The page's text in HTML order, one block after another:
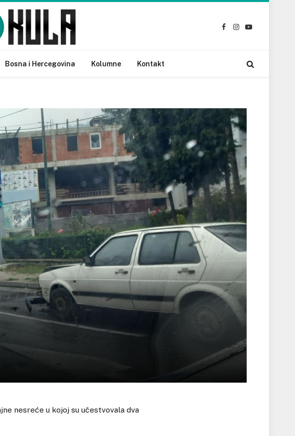
Facebook
Instagram
YouTube
Bosna i Hercegovina Kolumne Kontakt
nesreće u kojoj su učestvovala dva